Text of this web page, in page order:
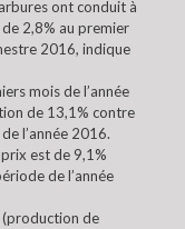
ont conduit à
2,8% au premier
2016, indique
mois de l’année
de 13,1% contre
l’année 2016.
est de 9,1%
de l’année
(production de